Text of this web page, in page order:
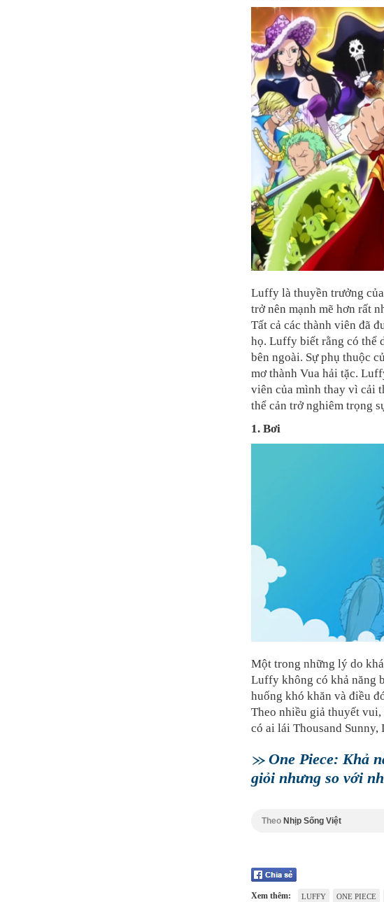
Luffy là thuyền trưởng
trở nên mạnh mẽ hơn rất
Tất cả các thành viên đã
họ. Luffy biết rằng có thể
bên ngoài. Sự phụ thuộc
mơ thành Vua hải tặc.
viên của mình thay vì cải
thể cản trở nghiêm trọng
1. Bơi
Một trong những lý do
Luffy không có khả năng
huống khó khăn và điều
Theo nhiều giả thuyết
có ai lái Thousand
One Piece: Khả
giỏi nhưng so với
Theo Nhịp Sống Việt
Xem thêm: LUFFY ONE PIECE